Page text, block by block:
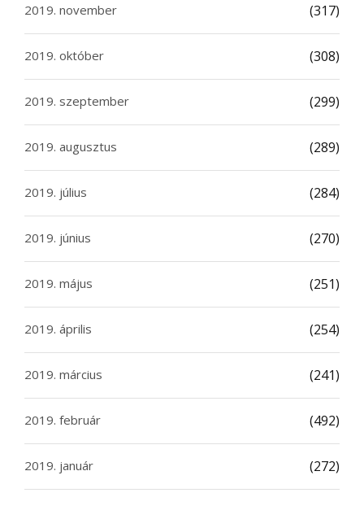
2019. november (317)
2019. október (308)
2019. szeptember (299)
2019. augusztus (289)
2019. július (284)
2019. június (270)
2019. május (251)
2019. április (254)
2019. március (241)
2019. február (492)
2019. január (272)